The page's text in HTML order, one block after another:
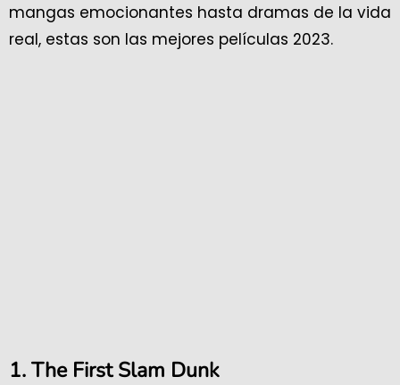
mangas emocionantes hasta dramas de la vida
real, estas son las mejores películas 2023.
1. The First Slam Dunk